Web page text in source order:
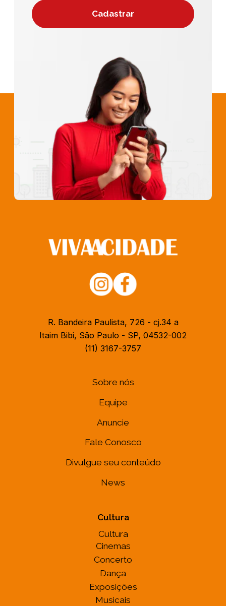
R. Bandeira Paulista, 726 - cj.34 a
Itaim Bibi, São Paulo - SP, 04532-002
(11) 3167-3757
Sobre nós
Equipe
Anuncie
Fale Conosco
Divulgue seu conteúdo
News
Cultura
Cultura
Cinemas
Concerto
Dança
Exposições
Musicais